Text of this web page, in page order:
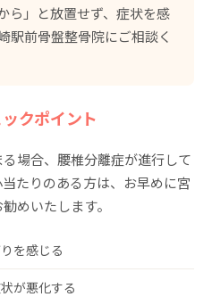
ら」と放置せず、症状を感
駅前骨盤整骨院にご相談く
クポイント
場合、腰椎分離症が進行して
たりのある方は、お早めに宮
めいたします。
を感じる
が悪化する